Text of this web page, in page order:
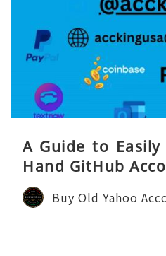
A Guide to
Hand GitHub
Buy Old Yahoo